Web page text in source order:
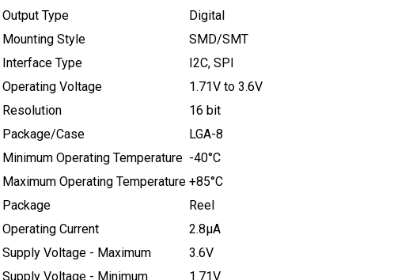
Output Type
Digital
Mounting Style
SMD/SMT
Interface Type
I2C, SPI
Operating Voltage
1.71V to 3.6V
Resolution
16 bit
Package/Case
LGA-8
Minimum Operating Temperature -40°C
Maximum Operating Temperature +85°C
Package
Reel
Operating Current
2.8µA
Supply Voltage - Maximum
3.6V
Supply Voltage - Minimum
1.71V